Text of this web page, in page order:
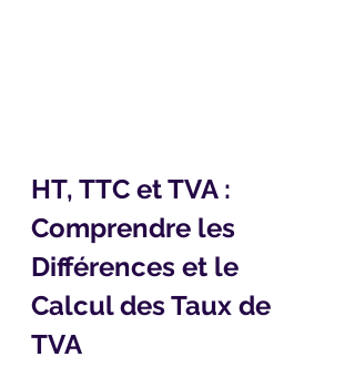
HT, TTC et TVA :
Comprendre les
Différences et le
Calcul des Taux de
TVA